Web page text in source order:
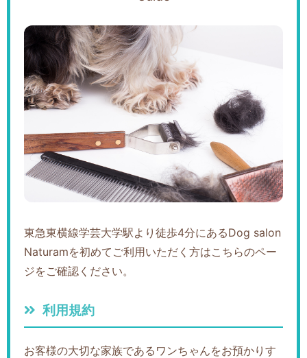
東急東横線学芸大学駅より徒歩4分にあるDog salon
Naturamを初めてご利用いただく方はこちらのペー
ジをご確認ください。
利用規約
お客様の大切な家族であるワンちゃんをお預かりす